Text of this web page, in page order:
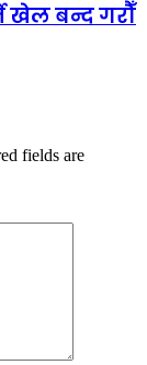
खेल बन्द गरौँ
fields are